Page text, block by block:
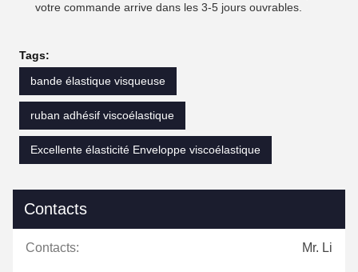
votre commande arrive dans les 3-5 jours ouvrables.
Tags:
bande élastique visqueuse
ruban adhésif viscoélastique
Excellente élasticité Enveloppe viscoélastique
Contacts
Contacts: Mr. Li